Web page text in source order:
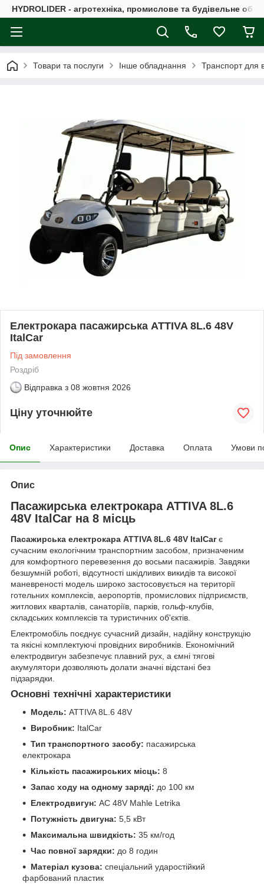
HYDROLIDER - агротехніка, промислове та будівельне
Товари та послуги Інше обладнання Транспорт для
Електрокара пасажирська ATTIVA 8L.6 48V
ItalCar
Під замовлення
Роздріб
Відправка з 08 жовтня 2026
Ціну уточнюйте
Опис Характеристики Доставка Оплата Умови
Опис
Пасажирська електрокара ATTIVA 8L.6
48V ItalCar на 8 місць
Пасажирська електрокара ATTIVA 8L.6 48V ItalCarє
сучасним екологічним транспортним засобом, призначеним
для комфортного перевезення до восьми пасажирів. Завдяки
безшумній роботі, відсутності шкідливих викидів та високої
маневреності модель широко застосовується на території
готельних комплексів, аеропортів, промислових підприємств,
житлових кварталів, санаторіїв, парків, гольф-клубів,
складських комплексів та туристичних об'єктів.
Електромобіль поєднує сучасний дизайн, надійну конструкцію
та якісні комплектуючі провідних виробників. Економічний
електродвигун забезпечує плавний рух, а ємні тягові
акумулятори дозволяють долати значні відстані без
підзарядки.
Основні технічні характеристики
Модель: ATTIVA 8L.6 48V
Виробник: ItalCar
Тип транспортного засобу: пасажирська
електрокара
Кількість пасажирських місць: 8
Запас ходу на одному заряді: до 100 км
Електродвигун: AC 48V Mahle Letrika
Потужність двигуна: 5,5 кВт
Максимальна швидкість: 35 км/год
Час повної зарядки: до 8 годин
Матеріал кузова: спеціальний ударостійкий
фарбований пластик